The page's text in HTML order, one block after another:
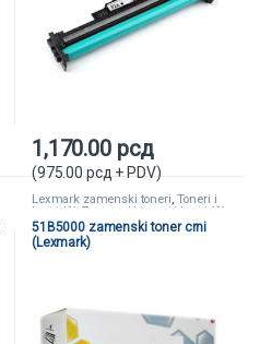
1,170.00 рсд
(975.00 рсд + PDV)
Lexmark zamenski toneri, Toneri i
kertridži Zamenski toneri i kertridži
51B5000 zamenski toner crni
(Lexmark)